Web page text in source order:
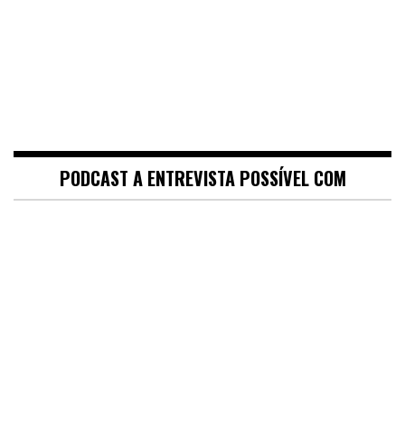
PODCAST A ENTREVISTA POSSÍVEL COM